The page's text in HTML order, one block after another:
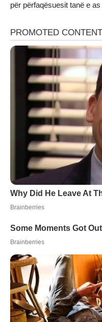
për përfaqësuesit tanë e